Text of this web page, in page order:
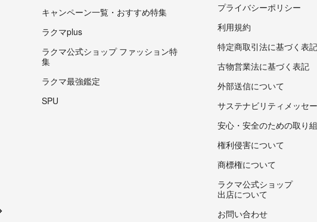
キャンペーン一覧・おすすめ特集
ラクマplus
ラクマ公式ショップ ファッション特
集
ラクマ最強鑑定
SPU
プライバシーポリシー
利用規約
特定商取引法に基づく表記
古物営業法に基づく表記
外部送信について
サステナビリティメッセ
安心・安全のための取り
権利侵害について
商標権について
ラクマ公式ショップ
出店について
お問い合わせ